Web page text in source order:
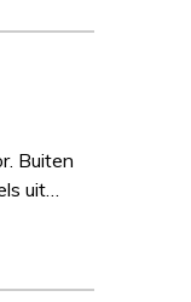
Buiten
uit…